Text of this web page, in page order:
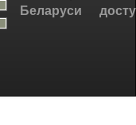
Беларуси